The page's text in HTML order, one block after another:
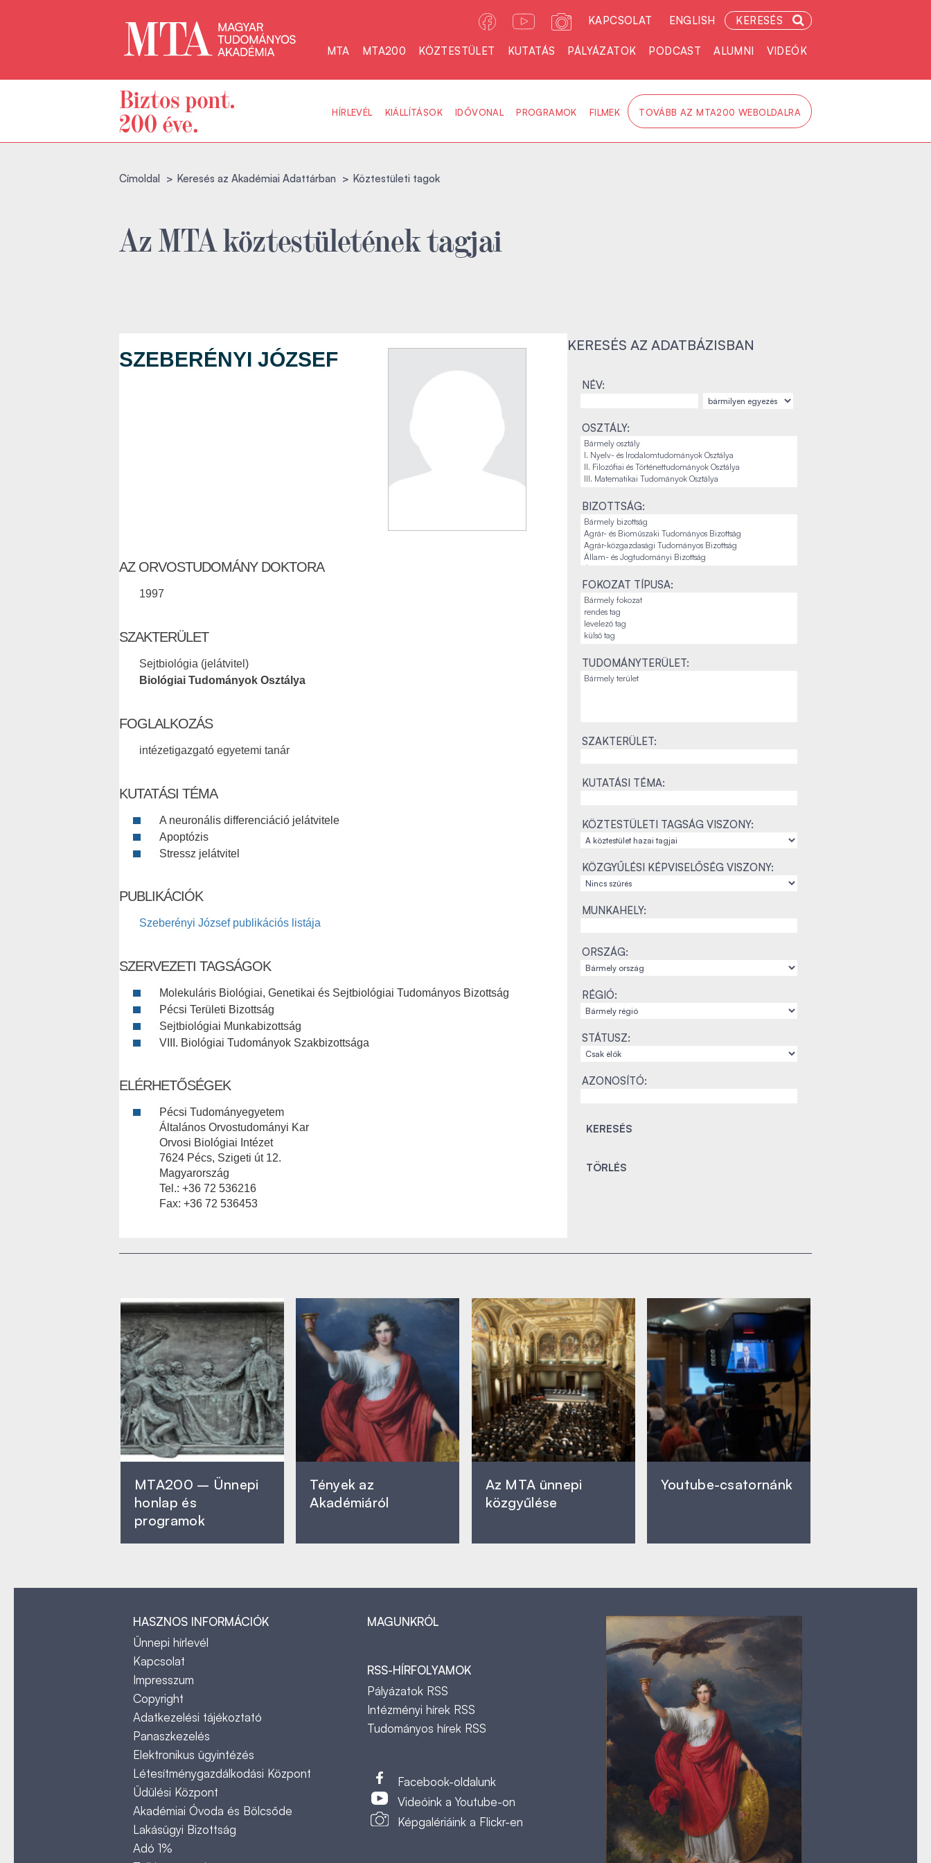
KAPCSOLAT ENGLISH KERESÉS
MTA MTA200 KÖZTESTÜLET KUTATÁS PÁLYÁZATOK PODCAST ALUMNI VIDEÓK
HÍRLEVÉL KIÁLLÍTÁSOK IDŐVONAL PROGRAMOK FILMEK TOVÁBB AZ MTA200 WEBOLDALRA
Címoldal Keresés az Akadémiai Adattárban Köztestületi tagok
Az MTA köztestületének tagjai
SZEBERÉNYI JÓZSEF
AZ ORVOSTUDOMÁNY DOKTORA
1997
SZAKTERÜLET
Sejtbiológia (jelátvitel)
Biológiai Tudományok Osztálya
FOGLALKOZÁS
intézetigazgató egyetemi tanár
KUTATÁSI TÉMA
A neuronális differenciáció jelátvitele
Apoptózis
Stressz jelátvitel
PUBLIKÁCIÓK
Szeberényi József publikációs listája
SZERVEZETI TAGSÁGOK
Molekuláris Biológiai, Genetikai és Sejtbiológiai Tudományos Bizottság
Pécsi Területi Bizottság
Sejtbiológiai Munkabizottság
VIII. Biológiai Tudományok Szakbizottsága
ELÉRHETŐSÉGEK
Pécsi Tudományegyetem
Általános Orvostudományi Kar
Orvosi Biológiai Intézet
7624 Pécs, Szigeti út 12.
Magyarország
Tel.: +36 72 536216
Fax: +36 72 536453
KERESÉS AZ ADATBÁZISBAN
NÉV:
OSZTÁLY:
BIZOTTSÁG:
FOKOZAT TÍPUSA:
TUDOMÁNYTERÜLET:
SZAKTERÜLET:
KUTATÁSI TÉMA:
KÖZTESTÜLETI TAGSÁG VISZONY:
KÖZGYŰLÉSI KÉPVISELŐSÉG VISZONY:
MUNKAHELY:
ORSZÁG:
RÉGIÓ:
STÁTUSZ:
AZONOSÍTÓ:
MTA200 – Ünnepi
honlap és
programok
Tények az
Akadémiáról
Az MTA ünnepi
közgyűlése
Youtube-csatornánk
HASZNOS INFORMÁCIÓK
Ünnepi hírlevél
Kapcsolat
Impresszum
Copyright
Adatkezelési tájékoztató
Panaszkezelés
Elektronikus ügyintézés
Létesítménygazdálkodási Központ
Üdülési Központ
Akadémiai Óvoda és Bölcsőde
Lakásügyi Bizottság
Adó 1%
MAGUNKRÓL
RSS-HÍRFOLYAMOK
Pályázatok RSS
Intézményi hírek RSS
Tudományos hírek RSS
Facebook-oldalunk
Videóink a Youtube-on
Képgalériáink a Flickr-en